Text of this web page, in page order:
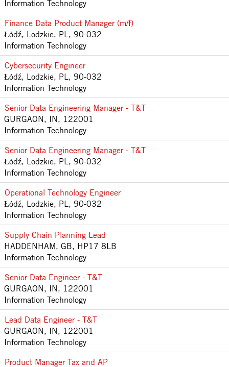
Information Technology
Finance Data Product Manager (m/f)
Łódź, Lodzkie, PL, 90-032
Information Technology
Cybersecurity Engineer
Łódź, Lodzkie, PL, 90-032
Information Technology
Senior Data Engineering Manager - T&T
GURGAON, IN, 122001
Information Technology
Senior Data Engineering Manager - T&T
Łódź, Lodzkie, PL, 90-032
Information Technology
Operational Technology Engineer
Łódź, Lodzkie, PL, 90-032
Information Technology
Supply Chain Planning Lead
HADDENHAM, GB, HP17 8LB
Information Technology
Senior Data Engineer - T&T
GURGAON, IN, 122001
Information Technology
Lead Data Engineer - T&T
GURGAON, IN, 122001
Information Technology
Product Manager Tax and AP